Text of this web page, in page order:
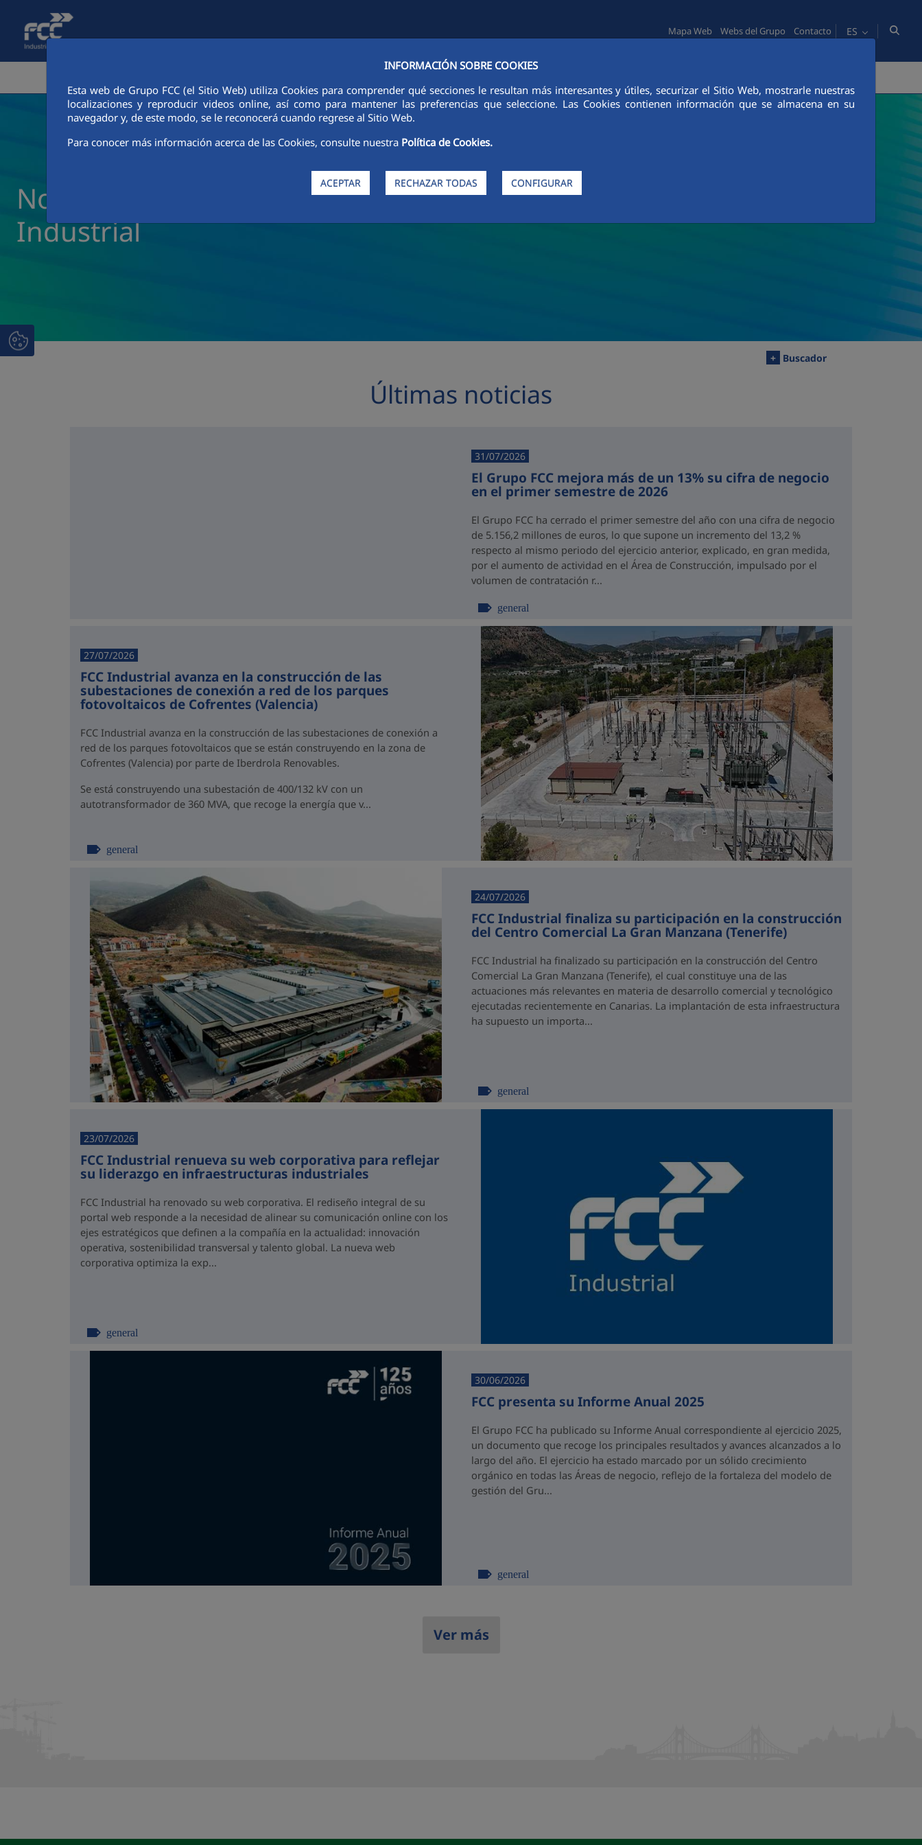
Saltar al contenido principal
INFORMACIÓN SOBRE COOKIES
Esta web de Grupo FCC (el Sitio Web) utiliza Cookies para comprender qué secciones le resultan más interesantes y útiles, securizar el Sitio Web, mostrarle nuestras
localizaciones y reproducir videos online, así como para mantener las preferencias que seleccione. Las Cookies contienen información que se almacena en su
navegador y, de este modo, se le reconocerá cuando regrese al Sitio Web.
Para conocer más información acerca de las Cookies, consulte nuestra Política de Cookies.
ACEPTAR RECHAZAR TODAS CONFIGURAR
Mapa Web Webs del Grupo Contacto ES
Noticias y actualidad de FCC
Industrial
+ Buscador
Últimas noticias
31/07/2026
El Grupo FCC mejora más de un 13% su cifra de negocio
en el primer semestre de 2026
El Grupo FCC ha cerrado el primer semestre del año con una cifra de negocio
de 5.156,2 millones de euros, lo que supone un incremento del 13,2 %
respecto al mismo periodo del ejercicio anterior, explicado, en gran medida,
por el aumento de actividad en el Área de Construcción, impulsado por el
volumen de contratación r...
general
27/07/2026
FCC Industrial avanza en la construcción de las
subestaciones de conexión a red de los parques
fotovoltaicos de Cofrentes (Valencia)
FCC Industrial avanza en la construcción de las subestaciones de conexión a
red de los parques fotovoltaicos que se están construyendo en la zona de
Cofrentes (Valencia) por parte de Iberdrola Renovables.
Se está construyendo una subestación de 400/132 kV con un
autotransformador de 360 MVA, que recoge la energía que v...
general
24/07/2026
FCC Industrial finaliza su participación en la construcción
del Centro Comercial La Gran Manzana (Tenerife)
FCC Industrial ha finalizado su participación en la construcción del Centro
Comercial La Gran Manzana (Tenerife), el cual constituye una de las
actuaciones más relevantes en materia de desarrollo comercial y tecnológico
ejecutadas recientemente en Canarias. La implantación de esta infraestructura
ha supuesto un importa...
general
23/07/2026
FCC Industrial renueva su web corporativa para reflejar
su liderazgo en infraestructuras industriales
FCC Industrial ha renovado su web corporativa. El rediseño integral de su
portal web responde a la necesidad de alinear su comunicación online con los
ejes estratégicos que definen a la compañía en la actualidad: innovación
operativa, sostenibilidad transversal y talento global. La nueva web
corporativa optimiza la exp...
general
30/06/2026
FCC presenta su Informe Anual 2025
El Grupo FCC ha publicado su Informe Anual correspondiente al ejercicio 2025,
un documento que recoge los principales resultados y avances alcanzados a lo
largo del año. El ejercicio ha estado marcado por un sólido crecimiento
orgánico en todas las Áreas de negocio, reflejo de la fortaleza del modelo de
gestión del Gru...
general
Ver más